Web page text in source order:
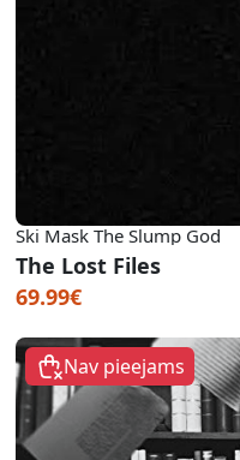
Ski Mask The Slump God
The Lost Files
69.99€
Nav pieejams